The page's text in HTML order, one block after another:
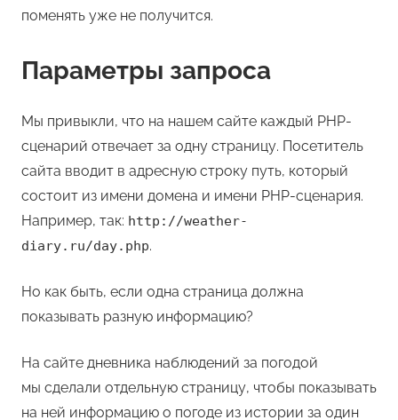
поменять уже не получится.
Параметры запроса
Мы привыкли, что на нашем сайте каждый PHP-
сценарий отвечает за одну страницу. Посетитель
сайта вводит в адресную строку путь, который
состоит из имени домена и имени PHP-сценария.
Например, так: http://weather-
diary.ru/day.php.
Но как быть, если одна страница должна
показывать разную информацию?
На сайте дневника наблюдений за погодой
мы сделали отдельную страницу, чтобы показывать
на ней информацию о погоде из истории за один